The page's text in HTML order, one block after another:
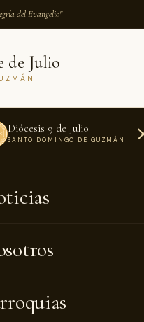
del Evangelio"
de Julio
Diócesis 9 de Julio
SANTO DOMINGO DE GUZMÁN